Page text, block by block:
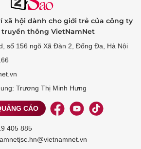
xã hội dành cho giới trẻ của công ty
truyền thông VietNamNet
số 156 ngõ Xã Đàn 2, Đống Đa, Hà Nội
Trương Thị Minh Hưng
CÁO
405 885